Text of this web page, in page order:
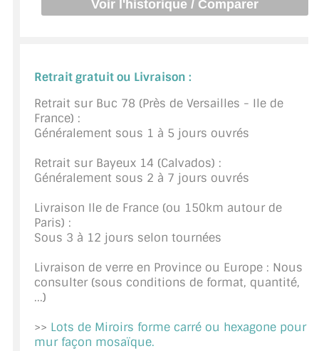
JOINTS D'ÉTANCHÉITÉS
SYSTÈMES PIVOTANTS
SYSTÈMES COULISSANTS
LE CATALOGUE ACCESSOIRES
ACCESSOIRES EN PROMOTIONS
EXEMPLES, RÉALISATIONS, INSPIRATIONS
NUANCIER RAL
COMMENT COUPER DU VERRE ?
CONSEILS / AIDE
A PROPOS DE LA LIVRAISON
Retrait gratuit ou Livraison :
Retrait sur Buc 78 (Près de Versailles - Ile de
France) :
Généralement sous 1 à 5 jours ouvrés
Retrait sur Bayeux 14 (Calvados) :
Généralement sous 2 à 7 jours ouvrés
Livraison Ile de France (ou 150km autour de
Paris) :
Sous 3 à 12 jours selon tournées
Livraison de verre en Province ou Europe : Nous
consulter (sous conditions de format, quantité,
...)
>> Lots de Miroirs forme carré ou hexagone pour
mur façon mosaïque.